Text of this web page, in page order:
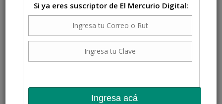
Si ya eres suscriptor de El Mercurio Digital:
Ingresa acá